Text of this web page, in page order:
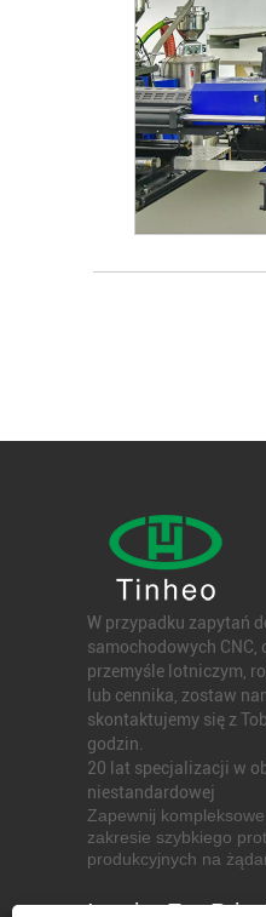
W przypadku zapytań
samochodowych CNC,
przemyśle lotniczym,
lub cennika, zostaw
skontaktujemy się z
godzin.
20 lat specjalizacji w
niestandardowej
Zapewnij
zakresie szybkiego
produkcyjnych na